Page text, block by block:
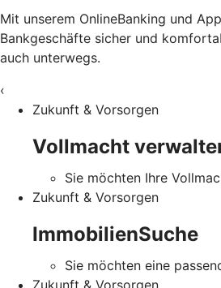
Mit unserem OnlineBanking und
Bankgeschäfte sicher und
auch unterwegs.
‹
Zukunft & Vorsorgen
Vollmacht
Sie möchten Ihre
Zukunft & Vorsorgen
ImmobilienSuche
Sie möchten eine
Zukunft & Vorsorgen